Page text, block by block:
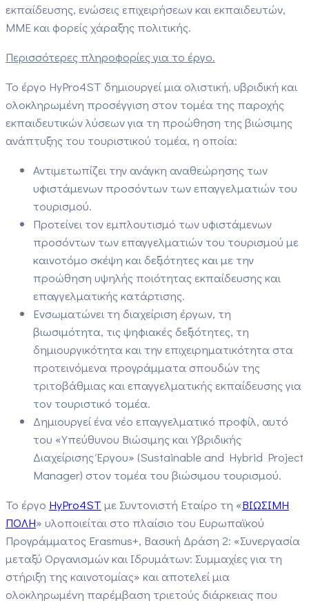
εκπαίδευσης, ενώσεις επιχειρήσεων και εκπαιδευτών,
ΜΜΕ και φορείς χάραξης πολιτικής.
Περισσότερες πληροφορίες για το έργο.
Το έργο HyPro4ST δημιουργεί μια ολιστική, υβριδική και
ολοκληρωμένη προσέγγιση στον τομέα της παροχής
εκπαιδευτικών λύσεων για τη προώθηση της βιώσιμης
ανάπτυξης του τουριστικού τομέα, η οποία:
Αντιμετωπίζει την ανάγκη αναθεώρησης των
υφιστάμενων προσόντων των επαγγελματιών του
τουρισμού.
Προτείνει τον εμπλουτισμό των υφιστάμενων
προσόντων των επαγγελματιών του τουρισμού με
καινοτόμο σκέψη και δεξιότητες και με την
προώθηση υψηλής ποιότητας εκπαίδευσης και
επαγγελματικής κατάρτισης.
Ενσωματώνει τη διαχείριση έργων, τη
βιωσιμότητα, τις ψηφιακές δεξιότητες, τη
δημιουργικότητα και την επιχειρηματικότητα στα
προτεινόμενα προγράμματα σπουδών της
τριτοβάθμιας και επαγγελματικής εκπαίδευσης για
τον τουριστικό τομέα.
Δημιουργεί ένα νέο επαγγελματικό προφίλ, αυτό
του «Υπεύθυνου Βιώσιμης και Υβριδικής
Διαχείρισης Έργου» (Sustainable and Hybrid Project
Manager) στον τομέα του βιώσιμου τουρισμού.
Το έργο HyPro4ST με Συντονιστή Εταίρο τη «ΒΙΩΣΙΜΗ
ΠΟΛΗ» υλοποιείται στο πλαίσιο του Ευρωπαϊκού
Προγράμματος Erasmus+, Βασική Δράση 2: «Συνεργασία
μεταξύ Οργανισμών και Ιδρυμάτων: Συμμαχίες για τη
στήριξη της καινοτομίας» και αποτελεί μια
ολοκληρωμένη παρέμβαση τριετούς διάρκειας που